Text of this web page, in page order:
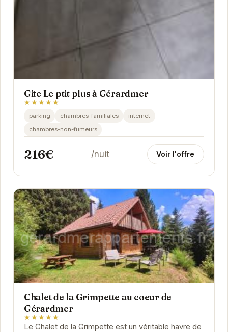
Gite Le ptit plus à Gérardmer
★★★★★
parking chambres-familiales
internet
chambres-non-fumeurs
216€ /nuit Voir l'offre
Chalet de la Grimpette au coeur de
Gérardmer
★★★★★
Le Chalet de la Grimpette est un véritable havre de